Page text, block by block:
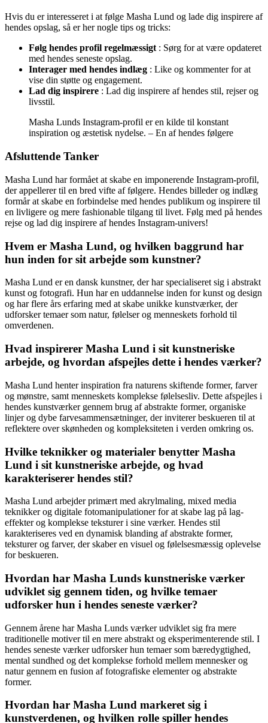
Hvis du er interesseret i at følge Masha Lund og lade dig inspirere af
hendes opslag, så er her nogle tips og tricks:
Følg hendes profil regelmæssigt: Sørg for at være opdateret
med hendes seneste opslag.
Interager med hendes indlæg : Like og kommenter for at
vise din støtte og engagement.
Lad dig inspirere : Lad dig inspirere af hendes stil, rejser og
livsstil.
Masha Lunds Instagram-profil er en kilde til konstant
inspiration og æstetisk nydelse. – En af hendes følgere
Afsluttende Tanker
Masha Lund har formået at skabe en imponerende Instagram-profil,
der appellerer til en bred vifte af følgere. Hendes billeder og indlæg
formår at skabe en forbindelse med hendes publikum og inspirere til
en livligere og mere fashionable tilgang til livet. Følg med på hendes
rejse og lad dig inspirere af hendes Instagram-univers!
Hvem er Masha Lund, og hvilken baggrund har
hun inden for sit arbejde som kunstner?
Masha Lund er en dansk kunstner, der har specialiseret sig i abstrakt
kunst og fotografi. Hun har en uddannelse inden for kunst og design
og har flere års erfaring med at skabe unikke kunstværker, der
udforsker temaer som natur, følelser og menneskets forhold til
omverdenen.
Hvad inspirerer Masha Lund i sit kunstneriske
arbejde, og hvordan afspejles dette i hendes værker?
Masha Lund henter inspiration fra naturens skiftende former, farver
og mønstre, samt menneskets komplekse følelsesliv. Dette afspejles i
hendes kunstværker gennem brug af abstrakte former, organiske
linjer og dybe farvesammensætninger, der inviterer beskueren til at
reflektere over skønheden og kompleksiteten i verden omkring os.
Hvilke teknikker og materialer benytter Masha
Lund i sit kunstneriske arbejde, og hvad
karakteriserer hendes stil?
Masha Lund arbejder primært med akrylmaling, mixed media
teknikker og digitale fotomanipulationer for at skabe lag på lag-
effekter og komplekse teksturer i sine værker. Hendes stil
karakteriseres ved en dynamisk blanding af abstrakte former,
teksturer og farver, der skaber en visuel og følelsesmæssig oplevelse
for beskueren.
Hvordan har Masha Lunds kunstneriske værker
udviklet sig gennem tiden, og hvilke temaer
udforsker hun i hendes seneste værker?
Gennem årene har Masha Lunds værker udviklet sig fra mere
traditionelle motiver til en mere abstrakt og eksperimenterende stil. I
hendes seneste værker udforsker hun temaer som bæredygtighed,
mental sundhed og det komplekse forhold mellem mennesker og
natur gennem en fusion af fotografiske elementer og abstrakte
former.
Hvordan har Masha Lund markeret sig i
kunstverdenen, og hvilken rolle spiller hendes